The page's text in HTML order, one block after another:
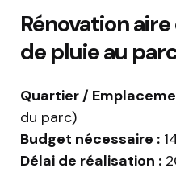
Rénovation
de pluie au
Quartier /
du parc)
Budget nécessaire :
Délai de réalisation :